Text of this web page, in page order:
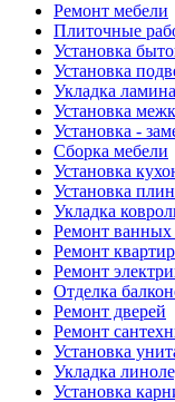
Ремонт мебели
Плиточные
Установка
Установка
Укладка
Установка
Установка -
Сборка мебели
Установка
Установка
Укладка
Ремонт ванных
Ремонт квартир
Ремонт
Отделка
Ремонт дверей
Ремонт
Установка
Укладка
Установка